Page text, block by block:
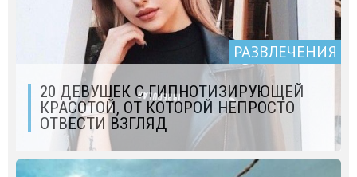
РАЗВЛЕЧЕНИЯ
20 ДЕВУШЕК С ГИПНОТИЗИРУЮЩЕЙ
КРАСОТОЙ, ОТ КОТОРОЙ НЕПРОСТО
ОТВЕСТИ ВЗГЛЯД